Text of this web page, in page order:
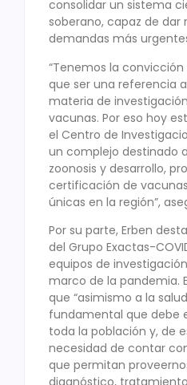
consolidar un sistema
soberano, capaz de dar
demandas más
“Tenemos la convicción
que ser una referencia
materia de
vacunas. Por eso hoy
el Centro de
un complejo destinado
zoonosis y desarrollo,
certificación de
únicas en la región”,
Por su parte, Erben
del Grupo Exactas-
equipos de
marco de la pandemia.
que “asimismo a la
fundamental que debe
toda la población y, de
necesidad de contar
que permitan
diagnóstico,